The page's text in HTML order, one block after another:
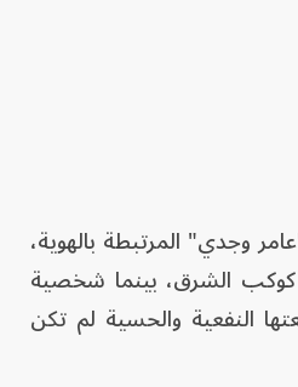
وجدي" المرتبطة بالهوية،
الشرق، بينما شخصية
النفعية والحسية لم تكن